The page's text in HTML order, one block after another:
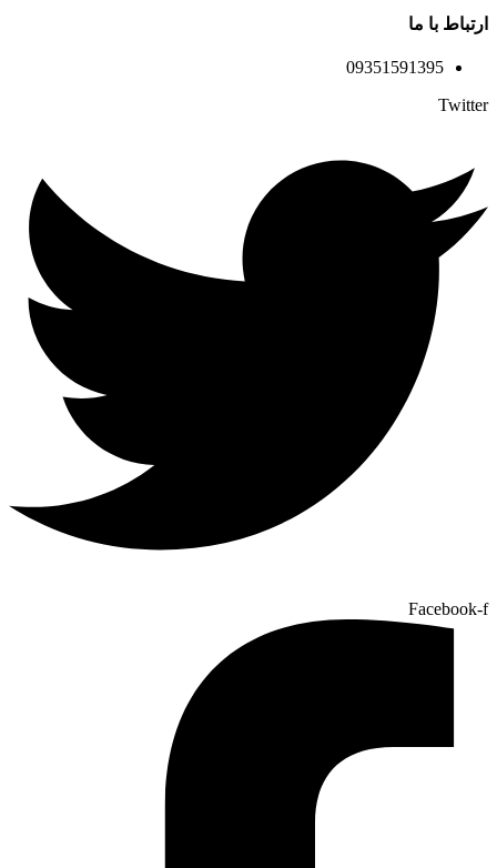
ارتباط با ما
09351591395
Twitter
Facebook-f